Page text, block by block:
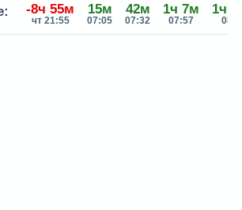
-8ч 55м
чт 21:55
15м
07:05
42м
07:32
1ч 7м
07:57
1ч